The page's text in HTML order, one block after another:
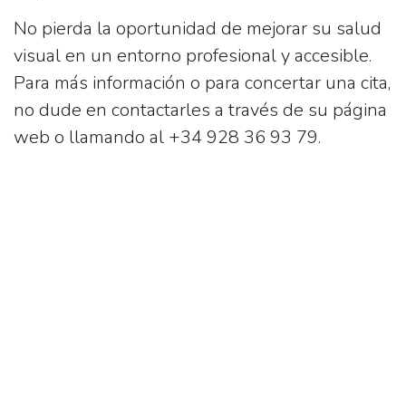
No pierda la oportunidad de mejorar su salud
visual en un entorno profesional y accesible.
Para más información o para concertar una cita,
no dude en contactarles a través de su página
web o llamando al +34 928 36 93 79.